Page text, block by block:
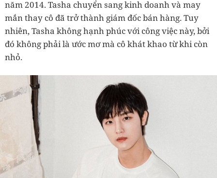
năm 2014. Tasha chuyển sang kinh doanh và may
mắn thay cô đã trở thành giám đốc bán hàng. Tuy
nhiên, Tasha không hạnh phúc với công việc này, bởi
đó không phải là ước mơ mà cô khát khao từ khi còn
nhỏ.